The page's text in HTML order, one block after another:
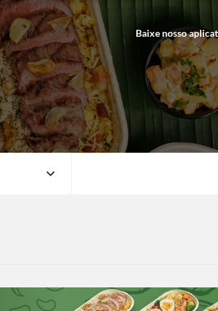
Baixe nosso
expand_more